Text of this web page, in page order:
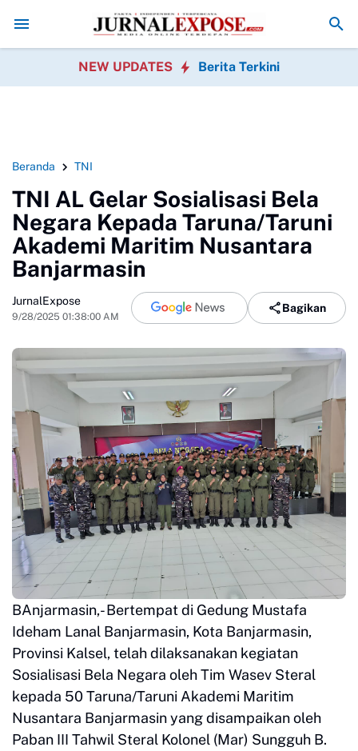
DPRD Sukabumi Sahkan Perda Disabilitas dan Setujui
NEW UPDATES Berita Terkini
Beranda TNI
TNI AL Gelar Sosialisasi Bela
Negara Kepada Taruna/Taruni
Akademi Maritim Nusantara
Banjarmasin
JurnalExpose
9/28/2025 01:38:00 AM
Bagikan
BAnjarmasin,- Bertempat di Gedung Mustafa
Ideham Lanal Banjarmasin, Kota Banjarmasin,
Provinsi Kalsel, telah dilaksanakan kegiatan
Sosialisasi Bela Negara oleh Tim Wasev Steral
kepada 50 Taruna/Taruni Akademi Maritim
Nusantara Banjarmasin yang disampaikan oleh
Paban III Tahwil Steral Kolonel (Mar) Sungguh B.